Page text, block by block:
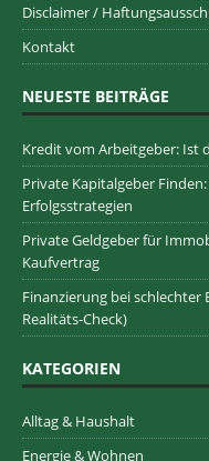
Disclaimer /
Kontakt
NEUESTE BEITRÄGE
Kredit vom Arbeitgeber: Ist
Private Kapitalgeber
Erfolgsstrategien
Private Geldgeber für
Kaufvertrag
Finanzierung bei schlechter
Realitäts-Check)
KATEGORIEN
Alltag & Haushalt
Energie & Wohnen